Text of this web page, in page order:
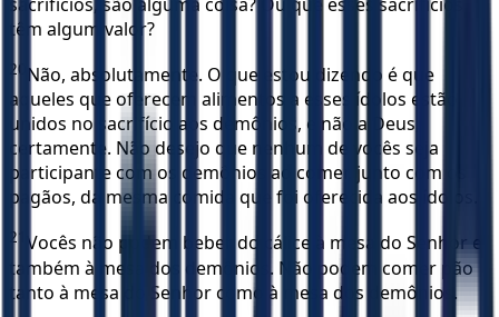
têm algum valor?
20 Não, absolutamente. O que estou dizendo é que
aqueles que oferecem alimentos a esses ídolos estão
unidos no sacrifício aos demônios, e não a Deus,
certamente. Não desejo que nenhum de vocês seja
participante com os demônios ao comer, junto com os
pagãos, da mesma comida que foi oferecida aos ídolos.
21
Vocês não podem beber do cálice à mesa do Senhor e
também à mesa dos demônios. Não podem comer pão
tanto à mesa do Senhor como à mesa dos demônios.